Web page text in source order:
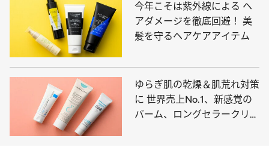
今年こそは紫外線による ヘ
アダメージを徹底回避！ 美
髪を守るヘアケアアイテム
ゆらぎ肌の乾燥＆肌荒れ対策
に 世界売上No.1、新感覚の
バーム、ロングセラークリー